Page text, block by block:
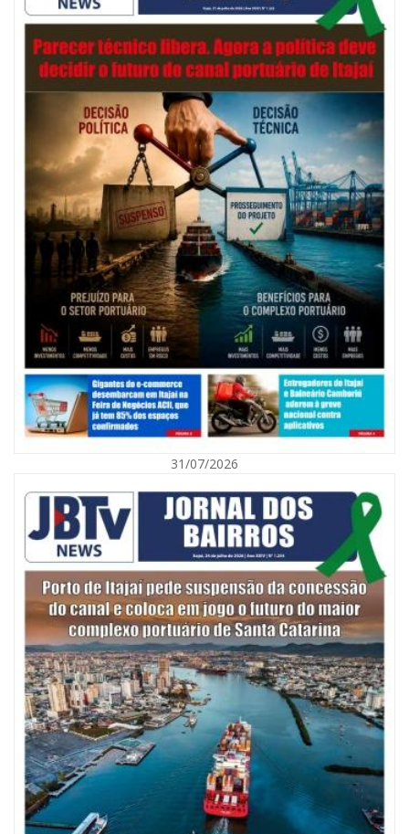
08/08/2026 | 07:00
Agosto Laranja mobiliza Navegantes com ações de prevenção de
deficiências e inclusão social
BALNEÁRIO CAMBORIÚ
31/07/2026